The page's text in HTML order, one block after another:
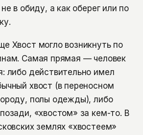
в обиду, а как оберег или по
Хвост могло возникнуть по
Самая прямая — человек
либо действительно имел
хвост (в переносном
полы одежды), либо
«хвостом» за кем-то. В
землях «хвостеем»